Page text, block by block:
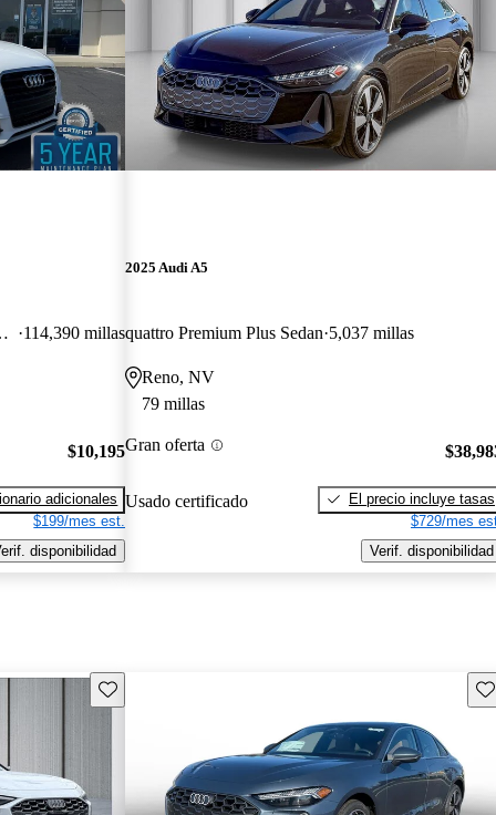
Coupe AWD 114,390 millas
$10,195
adicionales
$199/mes est.
disponibilidad
2025 Audi A5
quattro Premium Plus Sedan 5,037 millas
Reno, NV
79 millas
Gran oferta
Usado certificado
El precio incluye tasas
$729/mes
Verif. disponibilidad
Guarda este Aviso